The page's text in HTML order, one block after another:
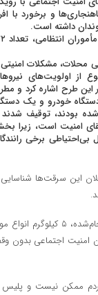
و برخورد با
داشته است.
وی افزود: در نتیجه
محلات، مشکلات
از اولویت‌های
طرح اشاره کرد و
در بخش نظارت بر ترددهای جاده‌ای و درون‌شهری، ۱۰ دستگاه خودرو و یک
بودند، توقیف
امنیت است، زیرا
بی‌احتیاطی برخی
این سرقت‌ها
فرمانده انتظامی زهک تصریح کرد: در بازرسی‌ها و عملیات انجام‌شده، ۵
امنیت اجتماعی بدون
ممکن نیست و پلیس